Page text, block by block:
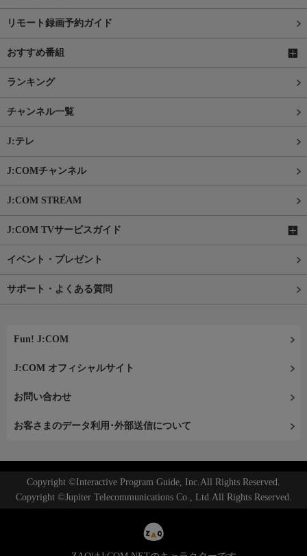
リモート録画予約ガイド
おすすめ番組
ランキング
チャンネル一覧
J:テレ
J:COMチャンネル
J:COM STREAM
J:COM TVサービスガイド
イベント・プレゼント
サポート・よくある質問
Fun! J:COM
J:COM オフィシャルサイト
お問い合わせ
お客さまのデータ利用･外部送信について
Copyright ©Interactive Program Guide, Inc.All Rights Reserved.
Copyright ©Jupiter Telecommunications Co., Ltd.All Rights Reserved.